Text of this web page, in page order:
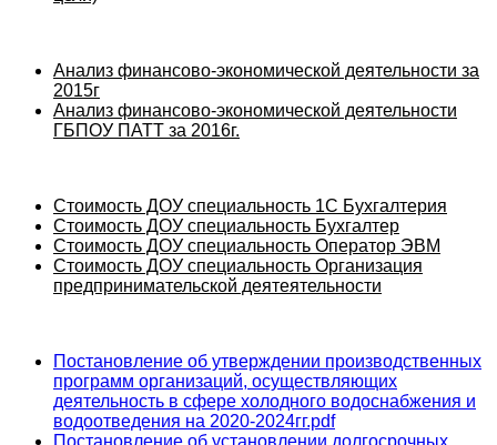
Анализ финансово-экономической деятельности за
2015г
Анализ финансово-экономической деятельности
ГБПОУ ПАТТ за 2016г.
Стоимость ДОУ специальность 1С Бухгалтерия
Стоимость ДОУ специальность Бухгалтер
Стоимость ДОУ специальность Оператор ЭВМ
Стоимость ДОУ специальность Организация
предпринимательской деятеятельности
Постановление об утверждении производственных
программ организаций, осуществляющих
деятельность в сфере холодного водоснабжения и
водоотведения на 2020-2024гг.pdf